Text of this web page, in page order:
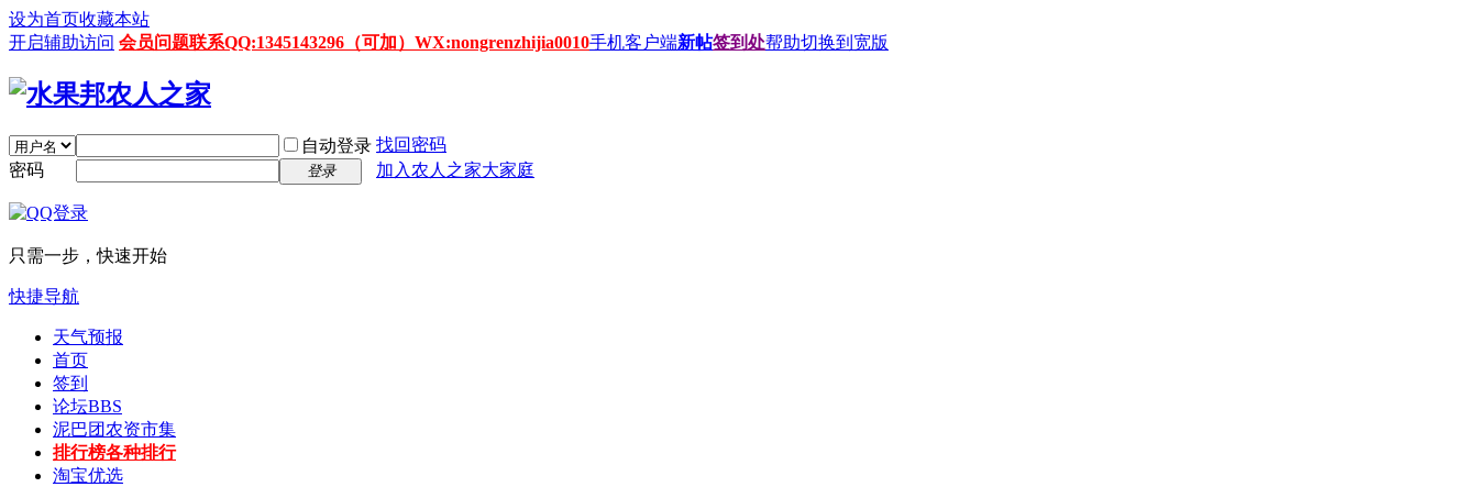
设为首页收藏本站
开启辅助访问 会员问题联系QQ:1345143296（可加）WX:nongrenzhijia0010手机客户端新帖签到处帮助切换到宽版
自动登录 找回密码
密码
登录 加入农人之家大家庭
只需一步，快速开始
快捷导航
天气预报
首页
签到
论坛BBS
泥巴团农资市集
排行榜各种排行
淘宝优选